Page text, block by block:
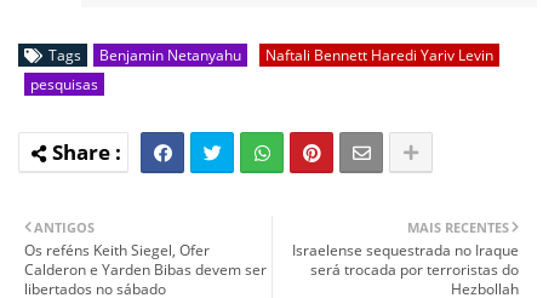
Tags Benjamin Netanyahu
Naftali Bennett Haredi Yariv Levin
pesquisas
MAIS RECENTES
Israelense sequestrada no Iraque
será trocada por terroristas do
Hezbollah
ANTIGOS
Os reféns Keith Siegel, Ofer
Calderon e Yarden Bibas devem ser
libertados no sábado